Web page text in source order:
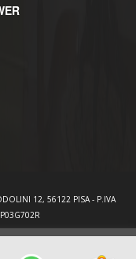
12, 56122 PISA - P.IVA